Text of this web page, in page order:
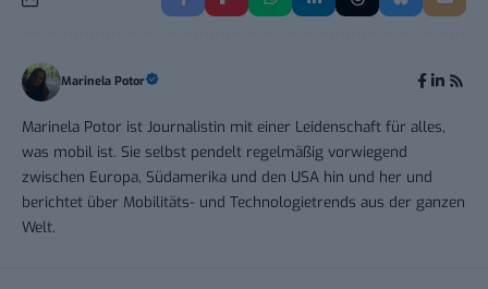
Marinela Potor
Marinela Potor ist Journalistin mit einer Leidenschaft für alles,
was mobil ist. Sie selbst pendelt regelmäßig vorwiegend
zwischen Europa, Südamerika und den USA hin und her und
berichtet über Mobilitäts- und Technologietrends aus der ganzen
Welt.